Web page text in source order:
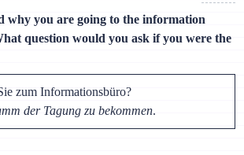
why you are going to the information
question would you ask if you were the
zum Informationsbüro?
der Tagung zu bekommen.